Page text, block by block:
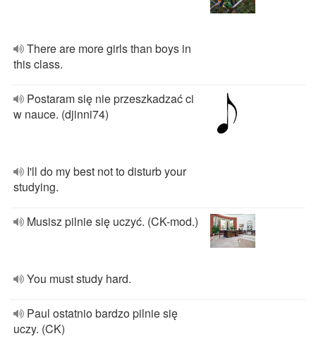
There are more girls than boys in
this class.
Postaram się nie przeszkadzać ci
w nauce. (djinni74)
I'll do my best not to disturb your
studying.
Musisz pilnie się uczyć. (CK-mod.)
You must study hard.
Paul ostatnio bardzo pilnie się
uczy. (CK)